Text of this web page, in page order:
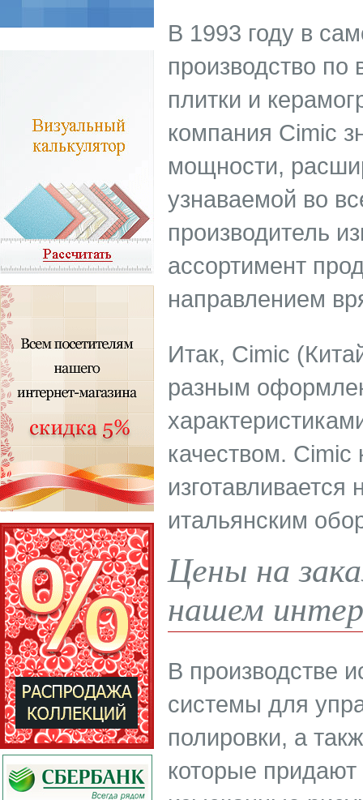
В 1993 году в
производство по
плитки и
компания Cimic
мощности,
узнаваемой во
производитель
ассортимент
направлением
Итак, Cimic
разным
качеством. Cimic
итальянским
Цены на
нашем
В производстве
системы для
полировки, а
которые